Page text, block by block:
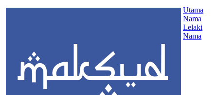
Utama
Nama
Lelaki
Nama